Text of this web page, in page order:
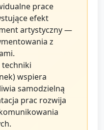
prace
efekt
artystyczny —
z
techniki
wspiera
samodzielną
prac rozwija